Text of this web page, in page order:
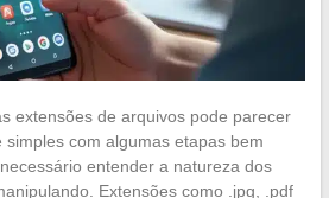
extensões de arquivos pode parecer
com algumas etapas bem
entender a natureza dos
Extensões como .jpg, .pdf